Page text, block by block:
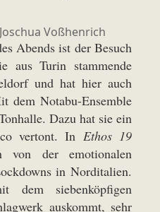
Voßhenrich
Abends ist der Besuch
aus Turin stammende
und hat hier auch
dem Notabu-Ensemble
Dazu hat sie ein
vertont. In Ethos 19
von der emotionalen
in Norditalien.
dem siebenköpfigen
auskommt, sehr